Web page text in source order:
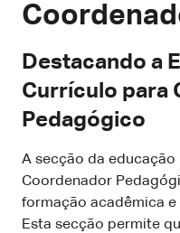
Destacando a
Currículo para
Pedagógico
A secção da
Coordenador
formação acadêmica
Esta secção permite